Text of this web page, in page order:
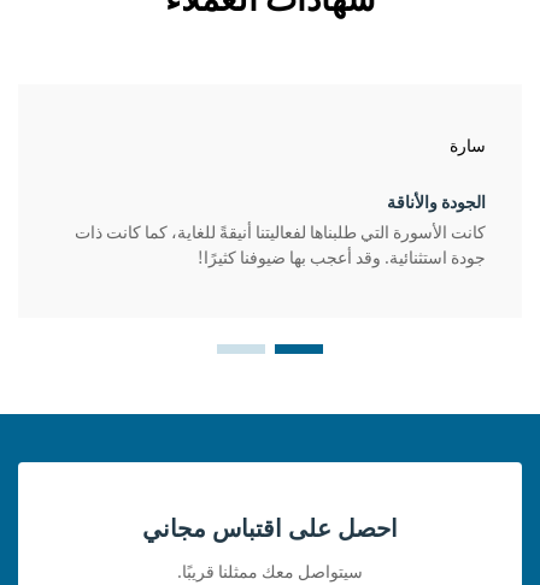
سارة
الجودة والأناقة
كانت الأسورة التي طلبناها لفعاليتنا أنيقةً للغاية، كما كانت ذات
جودة استثنائية. وقد أعجب بها ضيوفنا كثيرًا!
احصل على اقتباس مجاني
سيتواصل معك ممثلنا قريبًا.